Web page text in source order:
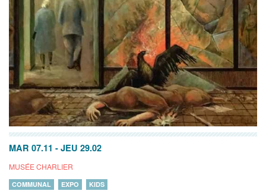
MAR 07.11 - JEU 29.02
MUSÉE CHARLIER
COMMUNAL EXPO KIDS